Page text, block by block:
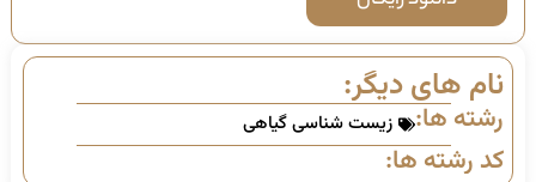
نام های دیگر:
رشته ها: زیست شناسی گیاهی
کد رشته ها: